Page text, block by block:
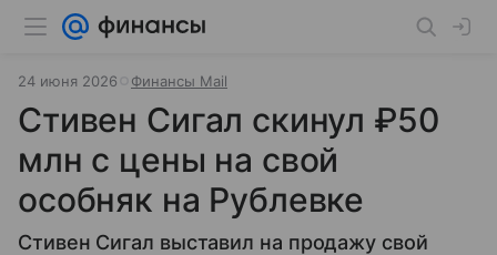
24 июня 2026 Финансы Mail
Стивен Сигал скинул ₽50
млн с цены на свой
особняк на Рублевке
Стивен Сигал выставил на продажу свой